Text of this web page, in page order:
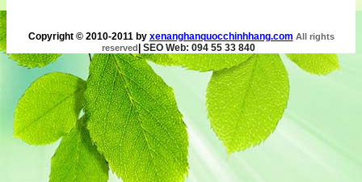
Copyright © 2010-2011 by xenanghanquocchinhhang.com All rights
reserved SEO Web: 094 55 33 840